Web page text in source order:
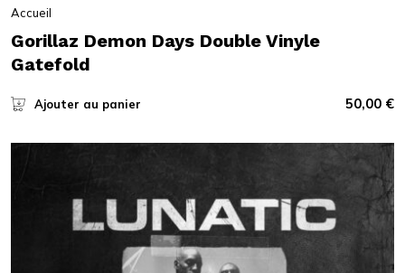
Accueil
Gorillaz Demon Days Double Vinyle
Gatefold
Ajouter au panier 50,00 €